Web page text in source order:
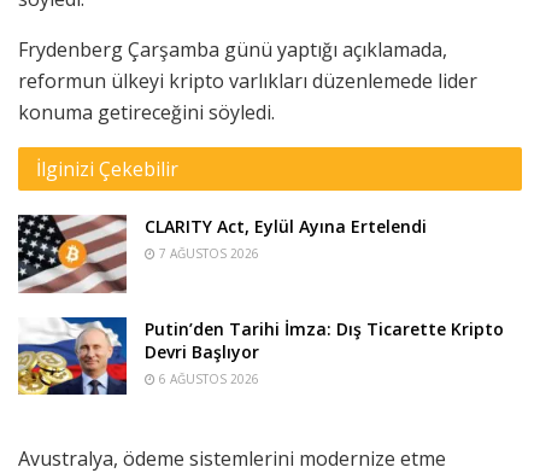
Frydenberg Çarşamba günü yaptığı açıklamada,
reformun ülkeyi kripto varlıkları düzenlemede lider
konuma getireceğini söyledi.
İlginizi Çekebilir
CLARITY Act, Eylül Ayına Ertelendi
7 AĞUSTOS 2026
Putin’den Tarihi İmza: Dış Ticarette Kripto
Devri Başlıyor
6 AĞUSTOS 2026
Avustralya, ödeme sistemlerini modernize etme